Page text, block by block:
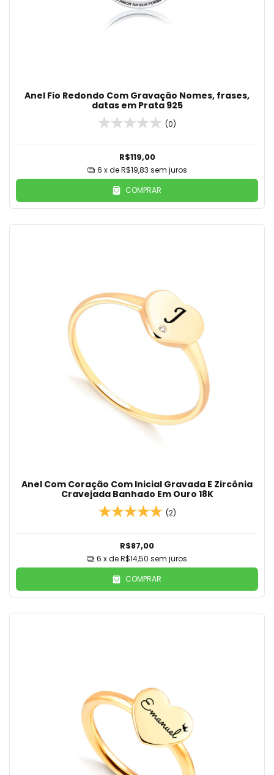
Anel Fio Redondo Com Gravação Nomes, frases,
datas em Prata 925
(0)
R$119,00
6 x deR$19,83 sem juros
COMPRAR
Anel Com Coração Com Inicial Gravada E Zircônia
Cravejada Banhado Em Ouro 18K
(2)
R$87,00
6 x deR$14,50 sem juros
COMPRAR